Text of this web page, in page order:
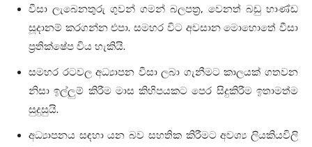
වීසා ලැබෙනතුරු ගුවන් ගමන් බලපත්‍ර, වෙනත් බඩු භාණ්ඩ
සූදානම් කරගන්න එපා. සමහර විට අවසාන මොහොතේ වීසා
ප්‍රතික්ෂේප විය හැකියි.
සමහර රටවල අධ්‍යාපන වීසා ලබා ගැනීමට කාලයක් ගතවන
නිසා ඉල්ලුම් කිරීම මාස කිහිපයකට පෙර සිදුකිරීම ඉතාමත්ම
සුදුසුයි.
අධ්‍යාපනය සඳහා යන බව සහතික කිරීමට අවශ්‍ය ලියකියවිලි